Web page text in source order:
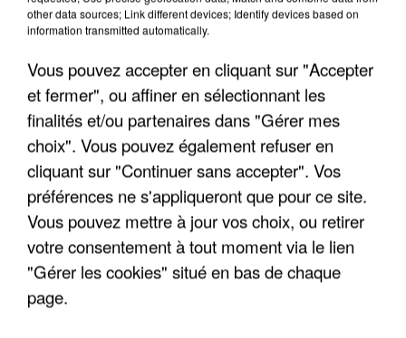
APRÈS TOUTES CES CANICULES, LES REFUGES
other data sources; Link different devices; Identify devices based on
information transmitted automatically.
Vous pouvez accepter en cliquant sur "Accepter
et fermer", ou affiner en sélectionnant les
finalités et/ou partenaires dans "Gérer mes
choix". Vous pouvez également refuser en
cliquant sur "Continuer sans accepter". Vos
préférences ne s'appliqueront que pour ce site.
Vous pouvez mettre à jour vos choix, ou retirer
votre consentement à tout moment via le lien
"Gérer les cookies" situé en bas de chaque
page.